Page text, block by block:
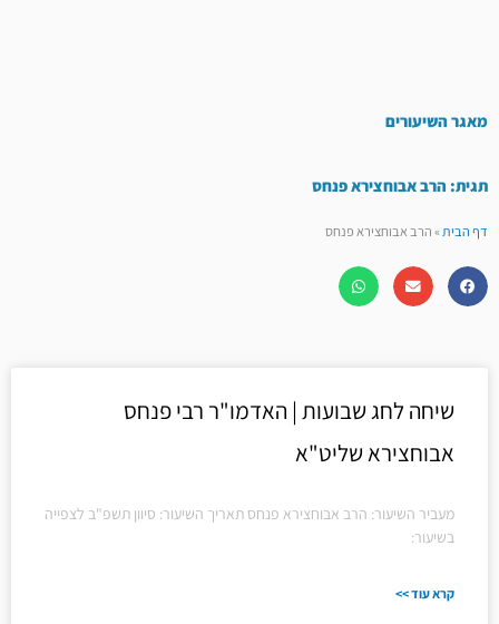
מאגר השיעורים
תגית: הרב אבוחצירא פנחס
דף הבית»הרב אבוחצירא פנחס
שיחה לחג שבועות | האדמו"ר רבי פנחס
אבוחצירא שליט"א
מעביר השיעור: הרב אבוחצירא פנחס תאריך השיעור: סיוון תשפ"ב לצפייה
בשיעור:
קרא עוד >>